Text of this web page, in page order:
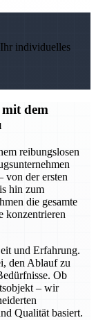
individuelles
dem
reibungslosen
von der ersten
hin zum
die gesamte
konzentrieren
und Erfahrung.
den Ablauf zu
Ob
– wir
Qualität basiert.